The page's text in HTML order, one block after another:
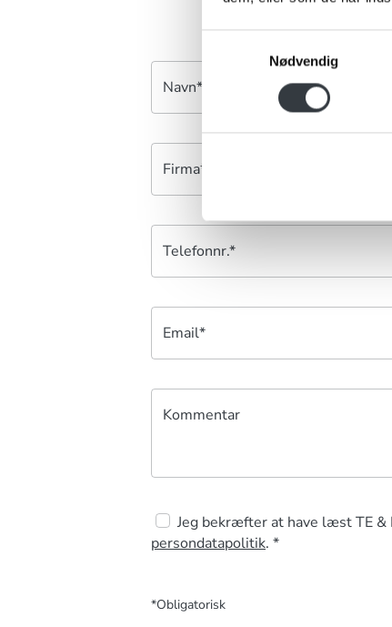
Nødvendig
Navn*
Firma*
Telefonnr.*
Email*
Kommentar
Jeg bekræfter at have læst TE &
persondatapolitik. *
*Obligatorisk